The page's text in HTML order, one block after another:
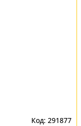
291877